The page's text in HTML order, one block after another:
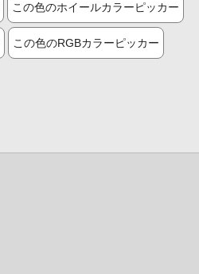
この色のホイールカラーピッカー
この色のRGBカラーピッカー